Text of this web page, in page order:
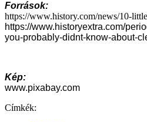
Források:
https://www.history.com/news/10-
https://www.historyextra.com/
you-probably-didnt-know-about-
Kép:
www.pixabay.com
Címkék: